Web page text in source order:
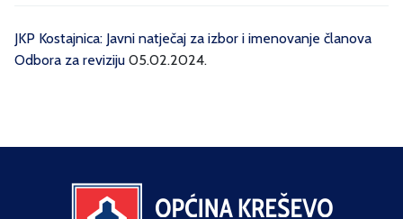
JKP Kostajnica: Javni natječaj za izbor i imenovanje članova
Odbora za reviziju 05.02.2024.